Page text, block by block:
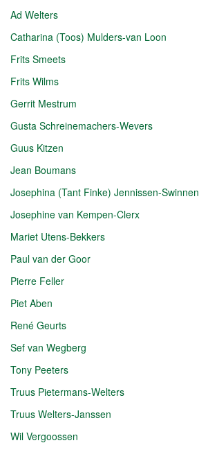
Ad Welters
Catharina (Toos) Mulders-van Loon
Frits Smeets
Frits Wilms
Gerrit Mestrum
Gusta Schreinemachers-Wevers
Guus Kitzen
Jean Boumans
Josephina (Tant Finke) Jennissen-Swinnen
Josephine van Kempen-Clerx
Mariet Utens-Bekkers
Paul van der Goor
Pierre Feller
Piet Aben
René Geurts
Sef van Wegberg
Tony Peeters
Truus Pietermans-Welters
Truus Welters-Janssen
Wil Vergoossen